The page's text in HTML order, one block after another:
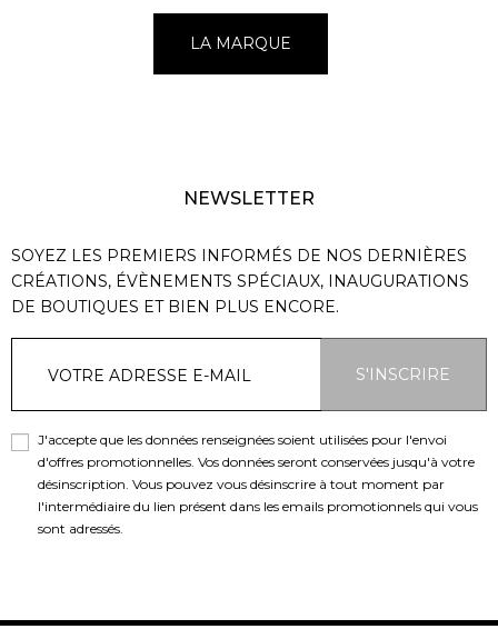
LA MARQUE
NEWSLETTER
SOYEZ LES PREMIERS INFORMÉS DE NOS DERNIÈRES
CRÉATIONS, ÉVÈNEMENTS SPÉCIAUX, INAUGURATIONS
DE BOUTIQUES ET BIEN PLUS ENCORE.
S'INSCRIRE
J'accepte que les données renseignées soient utilisées pour l'envoi
d'offres promotionnelles. Vos données seront conservées jusqu'à votre
désinscription. Vous pouvez vous désinscrire à tout moment par
l'intermédiaire du lien présent dans les emails promotionnels qui vous
sont adressés.